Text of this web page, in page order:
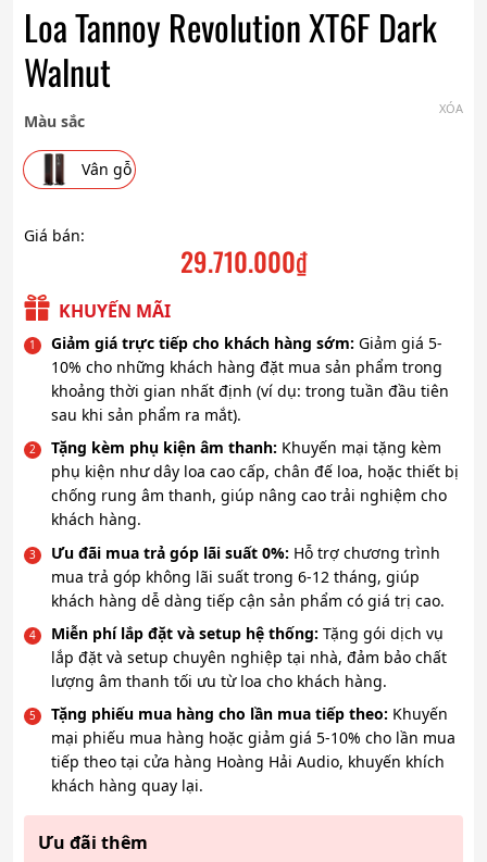
Loa Tannoy Revolution XT6F Dark
Walnut
Màu sắc
Vân gỗ
XÓA
Giá bán:
29.710.000₫
KHUYẾN MÃI
Giảm giá trực tiếp cho khách hàng sớm: Giảm giá 5-
10% cho những khách hàng đặt mua sản phẩm trong
khoảng thời gian nhất định (ví dụ: trong tuần đầu tiên
sau khi sản phẩm ra mắt).
Tặng kèm phụ kiện âm thanh: Khuyến mại tặng kèm
phụ kiện như dây loa cao cấp, chân đế loa, hoặc thiết bị
chống rung âm thanh, giúp nâng cao trải nghiệm cho
khách hàng.
Ưu đãi mua trả góp lãi suất 0%: Hỗ trợ chương trình
mua trả góp không lãi suất trong 6-12 tháng, giúp
khách hàng dễ dàng tiếp cận sản phẩm có giá trị cao.
Miễn phí lắp đặt và setup hệ thống: Tặng gói dịch vụ
lắp đặt và setup chuyên nghiệp tại nhà, đảm bảo chất
lượng âm thanh tối ưu từ loa cho khách hàng.
Tặng phiếu mua hàng cho lần mua tiếp theo: Khuyến
mại phiếu mua hàng hoặc giảm giá 5-10% cho lần mua
tiếp theo tại cửa hàng Hoàng Hải Audio, khuyến khích
khách hàng quay lại.
Ưu đãi thêm